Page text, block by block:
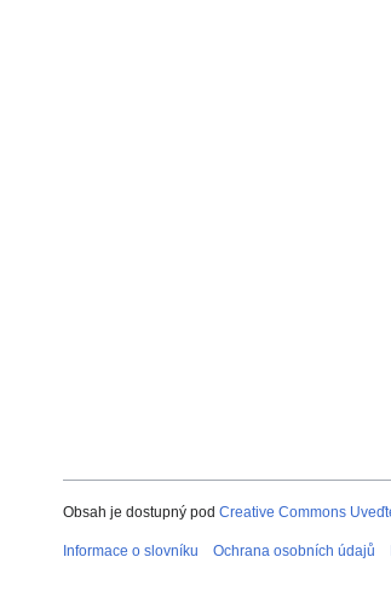
Obsah je dostupný pod Creative Commons
Informace o slovníku Ochrana osobních údajů